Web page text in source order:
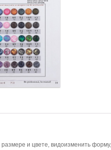
и цвете, видоизменить